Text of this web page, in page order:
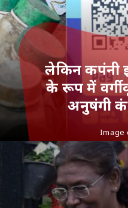
लेकिन कपंनी
के रूप में
अनुषंगी
Image